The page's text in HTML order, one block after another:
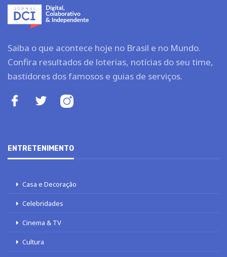
Saiba o que acontece hoje no Brasil e no Mundo.
Confira resultados de loterias, notícias do seu time,
bastidores dos famosos e guias de serviços.
ENTRETENIMENTO
Casa e Decoração
Celebridades
Cinema & TV
Cultura